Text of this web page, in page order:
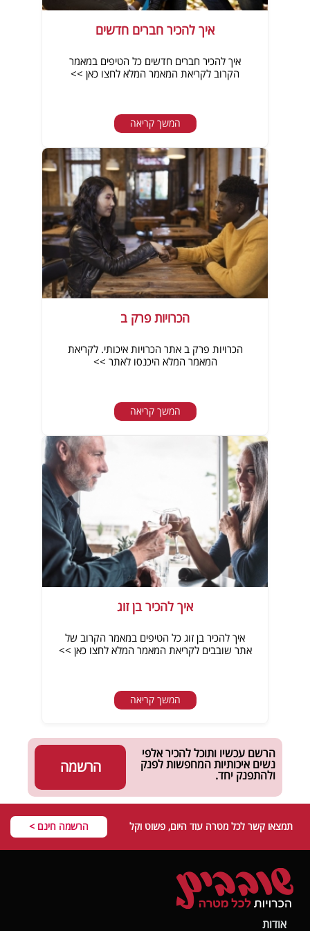
איך להכיר חברים חדשים
איך להכיר חברים חדשים כל הטיפים במאמר
הקרוב לקריאת המאמר המלא לחצו כאן >>
המשך קריאה
הכרויות פרק ב
הכרויות פרק ב אתר הכרויות איכותי. לקריאת
המאמר המלא היכנסו לאתר >>
המשך קריאה
איך להכיר בן זוג
איך להכיר בן זוג כל הטיפים במאמר הקרוב של
אתר שובבים לקריאת המאמר המלא לחצו כאן >>
המשך קריאה
הרשמה
הרשם עכשיו ותוכל להכיר אלפי
נשים איכותיות המחפשות לפנק
ולהתפנק יחד.
תמצאו קשר לכל מטרה עוד היום, פשוט וקל הרשמה חינם >
אודות